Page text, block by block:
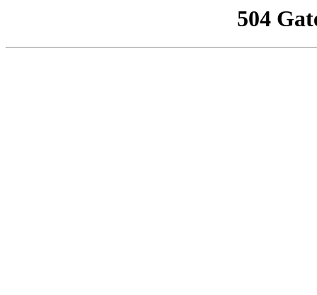
504